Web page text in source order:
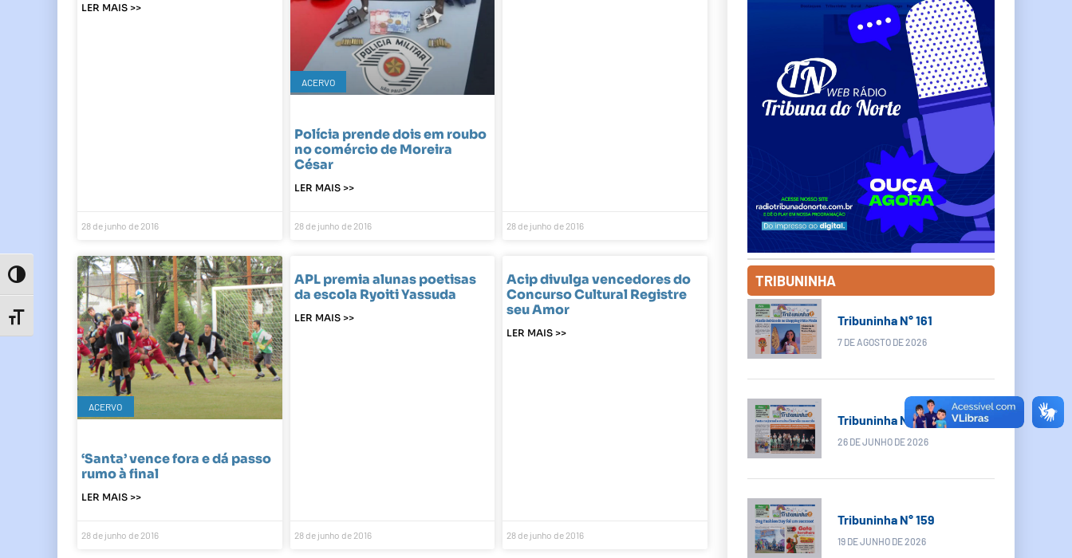
Toggle High Contrast
Toggle Font size
LER MAIS >>
28 de junho de 2016
ACERVO
Polícia prende dois em roubo
no comércio de Moreira
César
LER MAIS >>
28 de junho de 2016 28 de junho de 2016
ACERVO
‘Santa’ vence fora e dá passo
rumo à final
LER MAIS >>
28 de junho de 2016
APL premia alunas poetisas
da escola Ryoiti Yassuda
LER MAIS >>
28 de junho de 2016
Acip divulga vencedores do
Concurso Cultural Registre
seu Amor
LER MAIS >>
28 de junho de 2016
TRIBUNINHA
Tribuninha N° 161
7 DE AGOSTO DE 2026
Tribuninha N° 160
26 DE JUNHO DE 2026
Tribuninha N° 159
19 DE JUNHO DE 2026